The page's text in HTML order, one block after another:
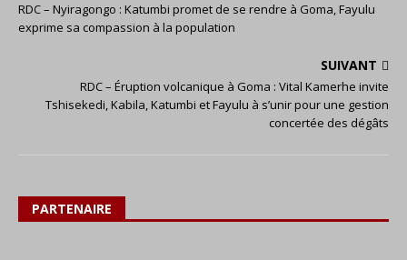
RDC – Nyiragongo : Katumbi promet de se rendre à Goma, Fayulu
exprime sa compassion à la population
SUIVANT
RDC – Éruption volcanique à Goma : Vital Kamerhe invite
Tshisekedi, Kabila, Katumbi et Fayulu à s’unir pour une gestion
concertée des dégâts
PARTENAIRE